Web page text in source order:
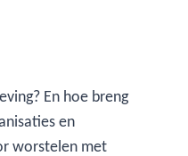
En hoe breng
en
worstelen met